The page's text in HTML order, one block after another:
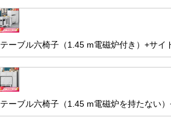
テーブル六椅子（1.45 m電磁炉付き）+サ
テーブル六椅子（1.45 m電磁炉を持たない